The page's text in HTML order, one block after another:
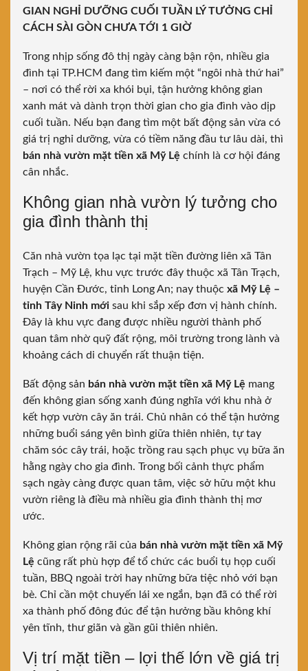
GIAN NGHỈ DƯỠNG CUỐI TUẦN LÝ TƯỞNG CHỈ
CÁCH SÀI GÒN CHƯA TỚI 1 GIỜ
Trong nhịp sống đô thị ngày càng bận rộn, nhiều gia
đình tại TP.HCM đang tìm kiếm một “ngôi nhà thứ hai”
– nơi có thể rời xa khói bụi, tận hưởng không gian
xanh mát và dành trọn thời gian cho gia đình vào dịp
cuối tuần. Nếu bạn đang tìm một bất động sản vừa có
giá trị nghỉ dưỡng, vừa có tiềm năng đầu tư lâu dài, thì
bán nhà vườn mặt tiền xã Mỹ Lệ chính là cơ hội đáng
cân nhắc.
Không gian nhà vườn lý tưởng cho
gia đình thành thị
Căn nhà vườn tọa lạc tại mặt tiền đường liên xã Tân
Trạch – Mỹ Lệ, khu vực trước đây thuộc xã Tân Trạch,
huyện Cần Đước, tỉnh Long An; nay thuộc xã Mỹ Lệ –
tỉnh Tây Ninh mới sau khi sắp xếp đơn vị hành chính.
Đây là khu vực đang được nhiều người thành phố
quan tâm nhờ quỹ đất rộng, môi trường trong lành và
khoảng cách di chuyển rất thuận tiện.
Bất động sản bán nhà vườn mặt tiền xã Mỹ Lệ mang
đến không gian sống xanh đúng nghĩa với khu nhà ở
kết hợp vườn cây ăn trái. Chủ nhân có thể tận hưởng
những buổi sáng yên bình giữa thiên nhiên, tự tay
chăm sóc cây trái, hoặc trồng rau sạch phục vụ bữa ăn
hằng ngày cho gia đình. Trong bối cảnh thực phẩm
sạch ngày càng được quan tâm, việc sở hữu một khu
vườn riêng là điều mà nhiều gia đình thành thị mơ
ước.
Không gian rộng rãi của bán nhà vườn mặt tiền xã Mỹ
Lệ cũng rất phù hợp để tổ chức các buổi tụ họp cuối
tuần, BBQ ngoài trời hay những bữa tiệc nhỏ với bạn
bè. Chỉ cần một chuyến lái xe ngắn, bạn đã có thể rời
xa thành phố đông đúc để tận hưởng bầu không khí
yên tĩnh, thư giãn và gần gũi thiên nhiên.
Vị trí mặt tiền – lợi thế lớn về giá trị